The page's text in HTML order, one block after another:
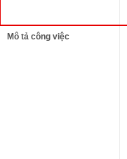
Mô tả công việc